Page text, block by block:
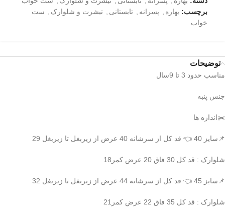
برچسب: بهاره پسرانه تابستانی تیشرت و شلوارک
ست
خواب
توضیحات
مناسب حدود 3 تا 9سال
جنس پنبه
✂️اندازه ها
📌سایز 40 👈 قد کل از سرشانه 40 عرض از زیربغل تا زیربغل 29
شلوارک : قد کل 30 فاق 20 عرض کمر18
📌سایز 45 👈 قد کل از سرشانه 44 عرض از زیربغل تا زیربغل 32
شلوارک : قد کل 35 فاق 22 عرض کمر21